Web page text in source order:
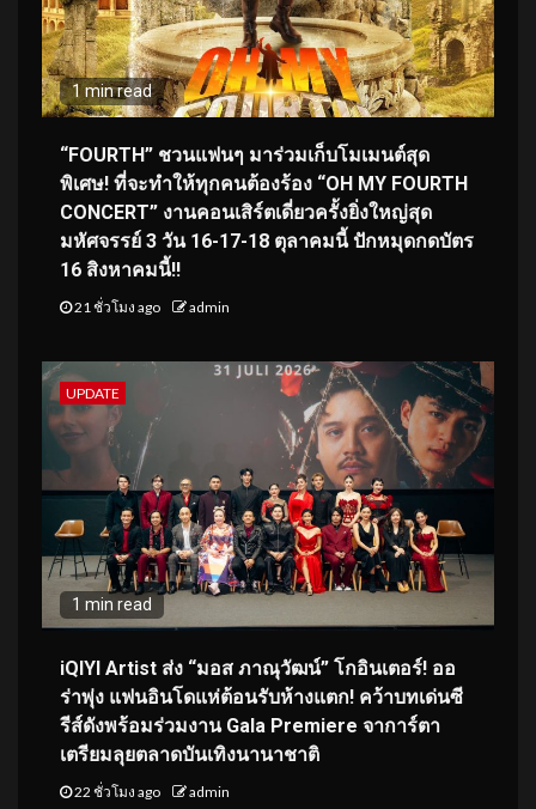
1 min read
“FOURTH” ชวนแฟนๆ มาร่วมเก็บโมเมนต์สุด
พิเศษ! ที่จะทำให้ทุกคนต้องร้อง “OH MY FOURTH
CONCERT” งานคอนเสิร์ตเดี่ยวครั้งยิ่งใหญ่สุด
มหัศจรรย์ 3 วัน 16-17-18 ตุลาคมนี้ ปักหมุดกดบัตร
16 สิงหาคมนี้!!
21 ชั่วโมง ago admin
UPDATE
1 min read
iQIYI Artist ส่ง “มอส ภาณุวัฒน์” โกอินเตอร์! ออ
ร่าพุ่ง แฟนอินโดแห่ต้อนรับห้างแตก! คว้าบทเด่นซี
รีส์ดังพร้อมร่วมงาน Gala Premiere จาการ์ตา
เตรียมลุยตลาดบันเทิงนานาชาติ
22 ชั่วโมง ago admin